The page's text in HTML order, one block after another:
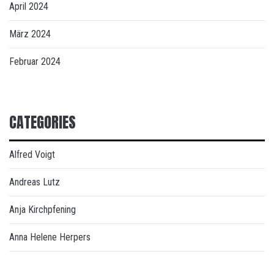
April 2024
März 2024
Februar 2024
CATEGORIES
Alfred Voigt
Andreas Lutz
Anja Kirchpfening
Anna Helene Herpers